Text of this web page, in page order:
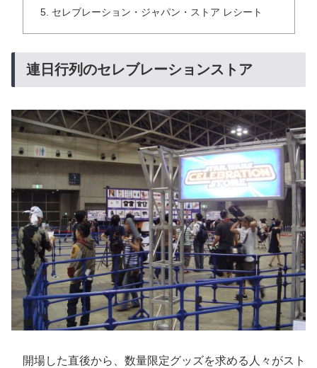
セレブレーション・ジャパン・ストア レシート
連日行列のセレブレーションストア
開場した直後から、数量限定グッズを求める人々がスト